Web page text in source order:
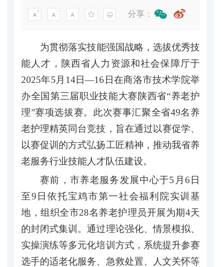
分享：
为贯彻落实技能强国战略，选拔优秀技
能人才，陕西省人力资源和社会保障厅于
2025年5月14日—16日在商洛市技术学院举
办全国第三届职业技能大赛陕西省“养老护
理”赛项选拔赛。此次赛事汇聚全省49名养
老护理精英同台竞技，旨在通过以赛促学、
以赛促训的方式弘扬工匠精神，推动我省养
老服务行业技能人才队伍建设。
赛前，市养老服务发展中心于5月6日
至9日依托宝鸡市第一社会福利院实训基
地，组织全市28名养老护理员开展为期4天
的封闭式集训。通过理论强化、情景模拟、
实操演练等多元化培训方式，系统提升参赛
选手的适老化服务、急救处置、人文关怀等